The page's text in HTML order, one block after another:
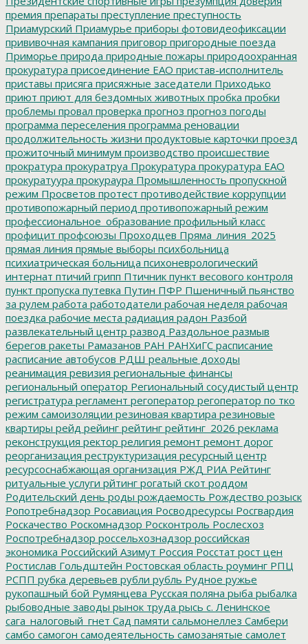
премия препараты преступление преступность
Приамурский Приамурье приборы фотовидеофиксации
прививочная кампания приговор пригородные поезда
Приморье природа природные пожары природоохранная
прокуратура присоединение ЕАО пристав-исполнитель
приставы присяга присяжные заседатели Приходько
приют приют для бездомных животных пробка пробки
проблемы провал проверка прогноз прогноз погоды
программа переселения программа реновации
продолжительность жизни продуктовые карточки проезд
прожиточный минимум производство происшествие
прократура прокуратруа Прокуратура прокуратура ЕАО
прокуратуура прокураура Промышленность пропускной
режим Просветов протест противодействие коррупции
противопожарный период противопожарный режим
профессиональное_образование профильный класс
профицит профсоюзы Проходцев Пряма_линия_2025
прямая линия прямые выборы психбольница
психиатрическая больница психоневрологический
интернат птичий грипп Птичник пункт весового контроля
пункт пропуска путевка Путин ПФР Пшеничный пьянство
за рулем работа работодатели рабочая неделя рабочая
поездка рабочие места радиация радон Разбой
развлекательный центр развод Раздольное размыв
берегов ракеты Рамазанов РАН РАНХиГС расписание
расписание автобусов РДШ реальные доходы
реанимация ревизия региональные финансы
региональный оператор Региональный сосудистый центр
регистратура регламент регоператор регоператор по тко
режим самоизоляции резиновая квартира резиновые
квартиры рейд рейинг рейтинг рейтинг_2026 реклама
реконструкция ректор религия ремонт ремонт дорог
реорганизация реструктуризация ресурсный центр
ресурсоснабжающая организация РЖД РИА Рейтинг
ритуальные услуги рйтинг рогатый скот роддом
Родительский день роды рождаемость Рождество розыск
Ропотребнадзор Росавиация Росводресурсы Росгвардия
Роскачество Роскомнадзор Росконтроль Рослесхоз
Роспотребнадзор россельхознадзор российская
экономика Российский Азимут Россия Росстат рост цен
Ростислав Гольдштейн Ростовская область роуминг РПЦ
РСПП рубка деревьев рубли рубль Рудное ружье
рукопашный бой Румянцева Русская поляна рыба рыбалка
рыбоводные заводы рынок труда рысь с. Ленинское
сага_налоговый_гнет Сад памяти сальмонеллез Самбери
самбо самогон самодеятельность самозанятые самолет